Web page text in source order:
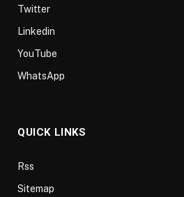
Twitter
Linkedin
YouTube
WhatsApp
QUICK LINKS
Rss
Sitemap